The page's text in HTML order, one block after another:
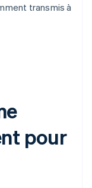
transmis à
pour